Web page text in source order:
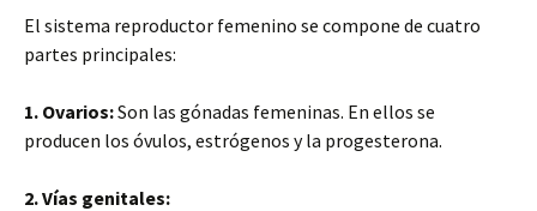
El sistema reproductor femenino se compone de cuatro
partes principales:
1. Ovarios:Son las gónadas femeninas. En ellos se
producen los óvulos, estrógenos y la progesterona.
2. Vías genitales: